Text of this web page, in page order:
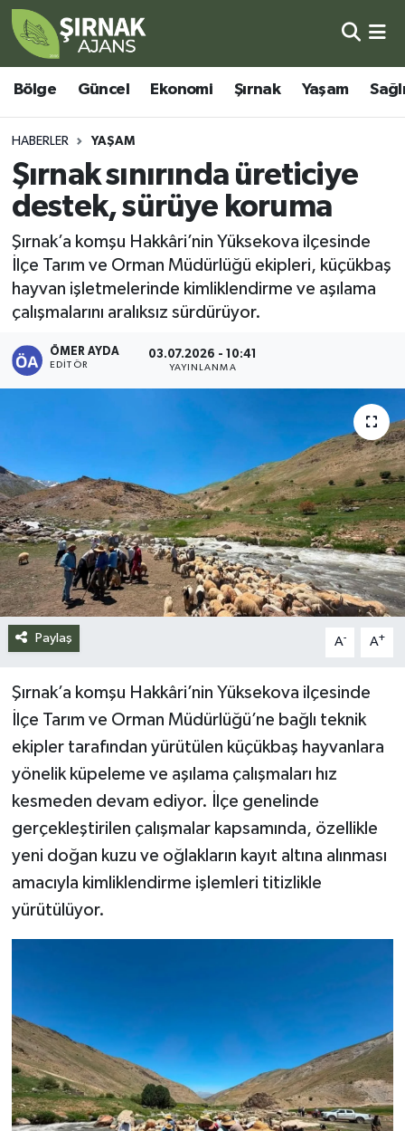
Bölge Güncel Ekonomi Şırnak Yaşam
HABERLER YAŞAM
Şırnak sınırında üreticiye
destek, sürüye koruma
Şırnak’a komşu Hakkâri’nin Yüksekova ilçesinde
İlçe Tarım ve Orman Müdürlüğü ekipleri, küçükbaş
hayvan işletmelerinde kimliklendirme ve aşılama
çalışmalarını aralıksız sürdürüyor.
ÖMER AYDA
EDITÖR
03.07.2026 - 10:41
YAYINLANMA
Paylaş A- A+
Şırnak’a komşu Hakkâri’nin Yüksekova ilçesinde
İlçe Tarım ve Orman Müdürlüğü’ne bağlı teknik
ekipler tarafından yürütülen küçükbaş hayvanlara
yönelik küpeleme ve aşılama çalışmaları hız
kesmeden devam ediyor. İlçe genelinde
gerçekleştirilen çalışmalar kapsamında, özellikle
yeni doğan kuzu ve oğlakların kayıt altına alınması
amacıyla kimliklendirme işlemleri titizlikle
yürütülüyor.
Bölge
Güncel
Ekonomi
Şırnak
Sağlık
Eğitim
Kültür - Sanat
Spor
Teknoloji
Yazarlar
Şırnak Nöbetçi Eczaneler
Şırnak Hava Durumu
Şirnak Namaz Vakitleri
Şırnak Trafik Yoğunluk Haritası
Süper Lig Puan Durumu ve Fikstür
Tüm Manşetler
Son Dakika Haberleri
Haber Arşivi